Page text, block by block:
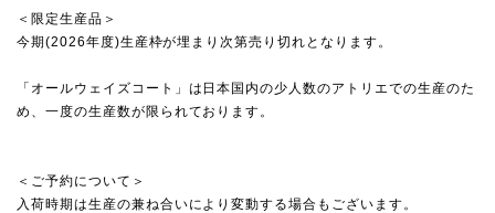
＜限定生産品＞
今期(2026年度)生産枠が埋まり次第売り切れとなります。
「オールウェイズコート」は日本国内の少人数のアトリエでの生産のた
め、一度の生産数が限られております。
＜ご予約について＞
入荷時期は生産の兼ね合いにより変動する場合もございます。